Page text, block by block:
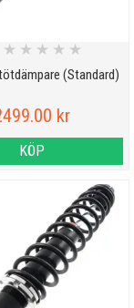
(Standard)
★ ★ ★ ★ ★
kr
KÖP